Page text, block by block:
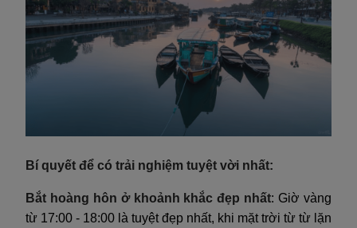
Bí quyết để có trải nghiệm tuyệt vời nhất:
Bắt hoàng hôn ở khoảnh khắc đẹp nhất: Giờ vàng
từ 17:00 - 18:00 là tuyệt đẹp nhất, khi mặt trời từ từ lặn